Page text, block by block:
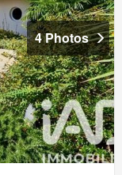
4 Photos